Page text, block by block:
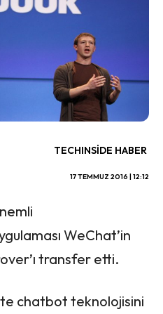
TECHINSIDE HABER
17 TEMMUZ 2016 | 12:12
WeChat’in
transfer etti.
chatbot teknolojisini